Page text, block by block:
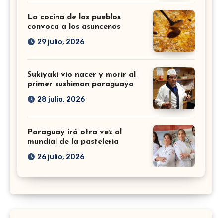
La cocina de los pueblos
convoca a los asuncenos
29 julio, 2026
Sukiyaki vio nacer y morir al
primer sushiman paraguayo
28 julio, 2026
Paraguay irá otra vez al
mundial de la pastelería
26 julio, 2026